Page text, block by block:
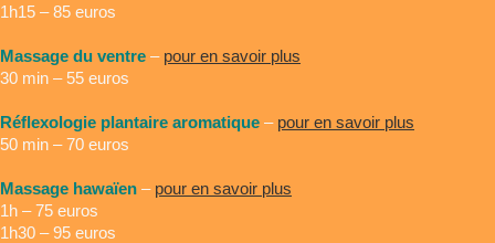
1h15 – 85 euros
Massage du ventre – pour en savoir plus
30 min – 55 euros
Réflexologie plantaire aromatique – pour en savoir plus
50 min – 70 euros
Massage hawaïen – pour en savoir plus
1h – 75 euros
1h30 – 95 euros